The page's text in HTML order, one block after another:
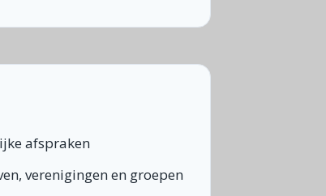
afspraken
verenigingen en groepen